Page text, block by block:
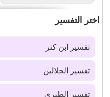
اختر التفسير
تفسير ابن كثر
تفسير الجلالين
تفسير الطبري